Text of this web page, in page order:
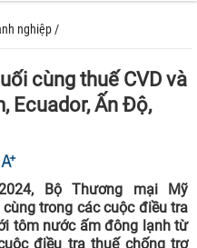
nghiệp /
cùng thuế CVD và
Ecuador, Ấn Độ,
Bộ Thương mại Mỹ
trong các cuộc điều tra
tôm nước ấm đông lạnh từ
điều tra thuế chống trợ